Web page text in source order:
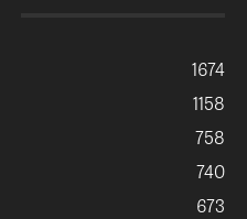
1674
1158
758
740
673